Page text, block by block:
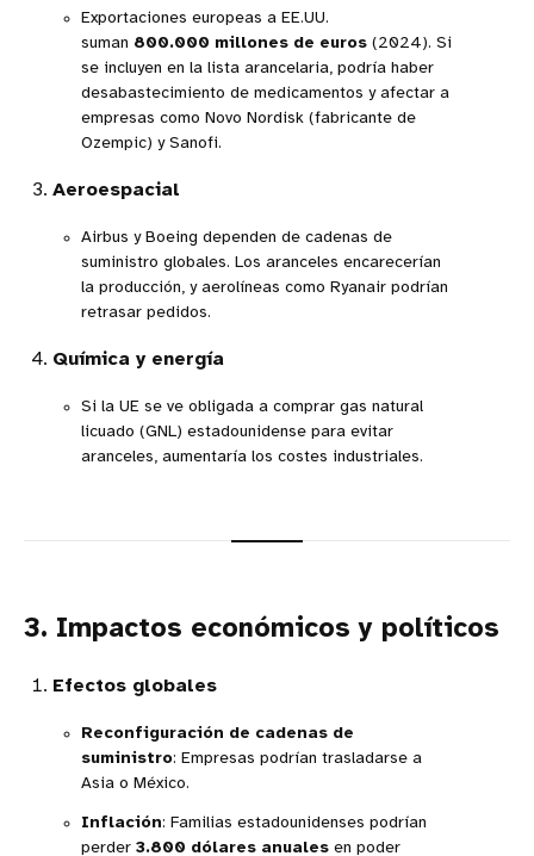
Exportaciones europeas a EE.UU.
suman 800.000 millones de euros (2024). Si
se incluyen en la lista arancelaria, podría haber
desabastecimiento de medicamentos y afectar a
empresas como Novo Nordisk (fabricante de
Ozempic) y Sanofi.
Aeroespacial
Airbus y Boeing dependen de cadenas de
suministro globales. Los aranceles encarecerían
la producción, y aerolíneas como Ryanair podrían
retrasar pedidos.
Química y energía
Si la UE se ve obligada a comprar gas natural
licuado (GNL) estadounidense para evitar
aranceles, aumentaría los costes industriales.
3. Impactos económicos y políticos
Efectos globales
Reconfiguración de cadenas de
suministro: Empresas podrían trasladarse a
Asia o México.
Inflación: Familias estadounidenses podrían
perder 3.800 dólares anuales en poder